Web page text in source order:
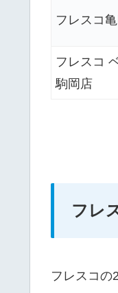
フレスコ
フレスコ
駒岡店
フレ
フレスコの